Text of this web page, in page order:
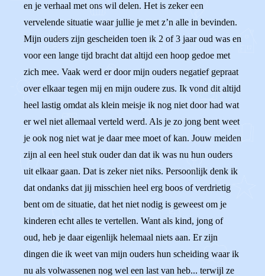
en je verhaal met ons wil delen. Het is zeker een
vervelende situatie waar jullie je met z’n alle in bevinden.
Mijn ouders zijn gescheiden toen ik 2 of 3 jaar oud was en
voor een lange tijd bracht dat altijd een hoop gedoe met
zich mee. Vaak werd er door mijn ouders negatief gepraat
over elkaar tegen mij en mijn oudere zus. Ik vond dit altijd
heel lastig omdat als klein meisje ik nog niet door had wat
er wel niet allemaal verteld werd. Als je zo jong bent weet
je ook nog niet wat je daar mee moet of kan. Jouw meiden
zijn al een heel stuk ouder dan dat ik was nu hun ouders
uit elkaar gaan. Dat is zeker niet niks. Persoonlijk denk ik
dat ondanks dat jij misschien heel erg boos of verdrietig
bent om de situatie, dat het niet nodig is geweest om je
kinderen echt alles te vertellen. Want als kind, jong of
oud, heb je daar eigenlijk helemaal niets aan. Er zijn
dingen die ik weet van mijn ouders hun scheiding waar ik
nu als volwassenen nog wel een last van heb... terwijl ze